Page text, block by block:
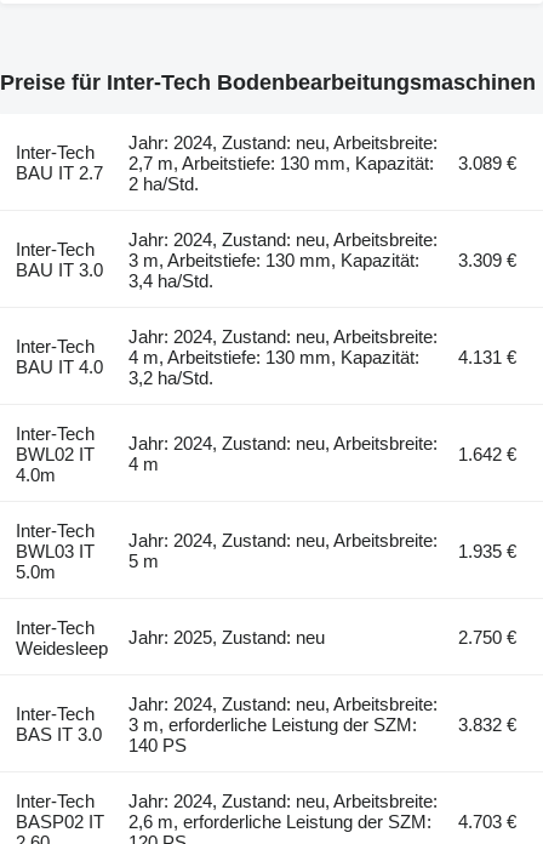
Preise für Inter-Tech Bodenbearbeitungsmaschinen
Inter-Tech
BAU IT 2.7
Jahr: 2024, Zustand: neu, Arbeitsbreite:
2,7 m, Arbeitstiefe: 130 mm, Kapazität:
2 ha/Std.
3.089 €
Inter-Tech
BAU IT 3.0
Jahr: 2024, Zustand: neu, Arbeitsbreite:
3 m, Arbeitstiefe: 130 mm, Kapazität:
3,4 ha/Std.
3.309 €
Inter-Tech
BAU IT 4.0
Jahr: 2024, Zustand: neu, Arbeitsbreite:
4 m, Arbeitstiefe: 130 mm, Kapazität:
3,2 ha/Std.
4.131 €
Inter-Tech
BWL02 IT
4.0m
Jahr: 2024, Zustand: neu, Arbeitsbreite:
4 m
1.642 €
Inter-Tech
BWL03 IT
5.0m
Jahr: 2024, Zustand: neu, Arbeitsbreite:
5 m
1.935 €
Inter-Tech
Weidesleep
Jahr: 2025, Zustand: neu 2.750 €
Inter-Tech
BAS IT 3.0
Jahr: 2024, Zustand: neu, Arbeitsbreite:
3 m, erforderliche Leistung der SZM:
140 PS
3.832 €
Inter-Tech
BASP02 IT
Jahr: 2024, Zustand: neu, Arbeitsbreite:
2,6 m, erforderliche Leistung der SZM:
4.703 €